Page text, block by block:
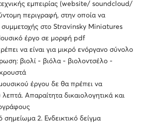
εμπειρίας (website/ soundcloud/
περιγραφή, στην οποία να
συμμετοχής στο Stravinsky Miniatures
έργο σε μορφή pdf
να είναι για μικρό ενόργανο σύνολο
βιολί - βιόλα - βιολοντσέλο -
έργου δε θα πρέπει να
λεπτά. Απαραίτητα δικαιολογητικά και
σημείωμα 2. Ενδεικτικό δείγμα